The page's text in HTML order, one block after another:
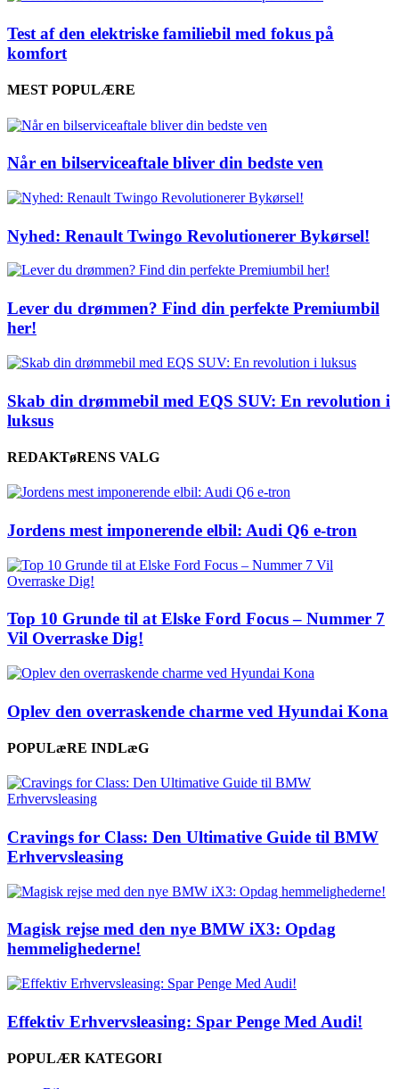
Test af den elektriske familiebil med fokus på
komfort
MEST POPULÆRE
Når en bilserviceaftale bliver din bedste ven
Nyhed: Renault Twingo Revolutionerer Bykørsel!
Lever du drømmen? Find din perfekte Premiumbil
her!
Skab din drømmebil med EQS SUV: En revolution i
luksus
REDAKTøRENS VALG
Jordens mest imponerende elbil: Audi Q6 e-tron
Top 10 Grunde til at Elske Ford Focus – Nummer 7
Vil Overraske Dig!
Oplev den overraskende charme ved Hyundai Kona
POPULæRE INDLæG
Cravings for Class: Den Ultimative Guide til BMW
Erhvervsleasing
Magisk rejse med den nye BMW iX3: Opdag
hemmelighederne!
Effektiv Erhvervsleasing: Spar Penge Med Audi!
POPULÆR KATEGORI